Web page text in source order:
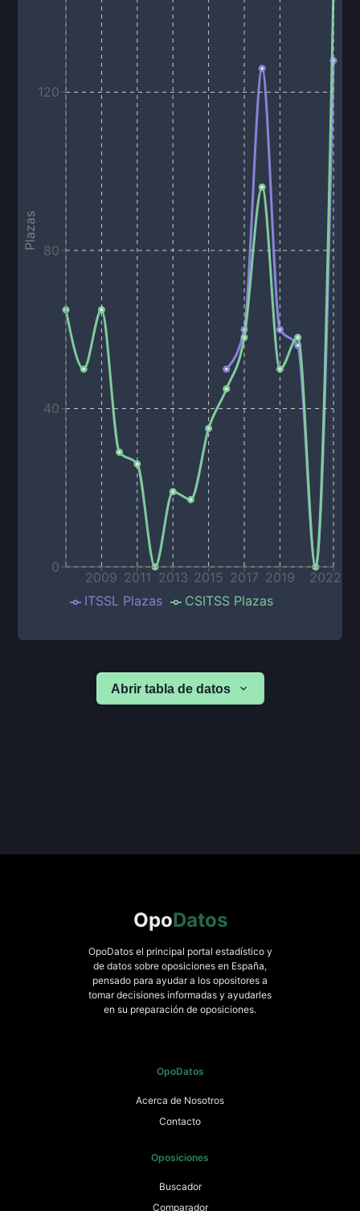
2009 2011 2013 2015 2017 2019 2022
0
40
80
120
Plazas
ITSSL Plazas CSITSS Plazas
Abrir tabla de datos
OpoDatos
OpoDatos el principal portal estadístico y
de datos sobre oposiciones en España,
pensado para ayudar a los opositores a
tomar decisiones informadas y ayudarles
en su preparación de oposiciones.
OpoDatos
Acerca de Nosotros
Contacto
Oposiciones
Buscador
Comparador